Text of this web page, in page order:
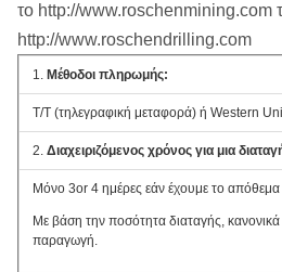
το http://www.roschenmining.com
http://www.roschendrilling.com
1. Μέθοδοι πληρωμής:
T/T (τηλεγραφική μεταφορά) ή Western
2. Διαχειριζόμενος χρόνος για μια
Μόνο 3or 4 ημέρες εάν έχουμε το απόθεμα
Με βάση την ποσότητα διαταγής, κανονικά
παραγωγή.